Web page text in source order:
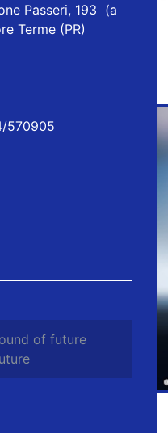
Passeri, 193 (a
Terme (PR)
570905
of future